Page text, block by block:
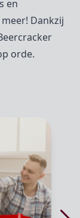
en
Dankzij
orde.